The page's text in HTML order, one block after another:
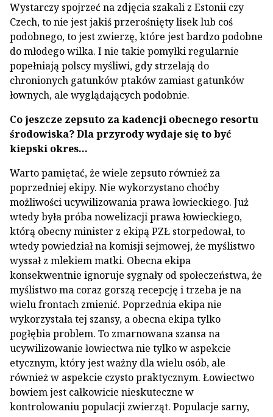
Wystarczy spojrzeć na zdjęcia szakali z Estonii czy
Czech, to nie jest jakiś przerośnięty lisek lub coś
podobnego, to jest zwierzę, które jest bardzo podobne
do młodego wilka. I nie takie pomyłki regularnie
popełniają polscy myśliwi, gdy strzelają do
chronionych gatunków ptaków zamiast gatunków
łownych, ale wyglądających podobnie.
Co jeszcze zepsuto za kadencji obecnego resortu
środowiska? Dla przyrody wydaje się to być
kiepski okres…
Warto pamiętać, że wiele zepsuto również za
poprzedniej ekipy. Nie wykorzystano choćby
możliwości ucywilizowania prawa łowieckiego. Już
wtedy była próba nowelizacji prawa łowieckiego,
którą obecny minister z ekipą PZŁ storpedował, to
wtedy powiedział na komisji sejmowej, że myślistwo
wyssał z mlekiem matki. Obecna ekipa
konsekwentnie ignoruje sygnały od społeczeństwa, że
myślistwo ma coraz gorszą recepcję i trzeba je na
wielu frontach zmienić. Poprzednia ekipa nie
wykorzystała tej szansy, a obecna ekipa tylko
pogłębia problem. To zmarnowana szansa na
ucywilizowanie łowiectwa nie tylko w aspekcie
etycznym, który jest ważny dla wielu osób, ale
również w aspekcie czysto praktycznym. Łowiectwo
bowiem jest całkowicie nieskuteczne w
kontrolowaniu populacji zwierząt. Populacje sarny,